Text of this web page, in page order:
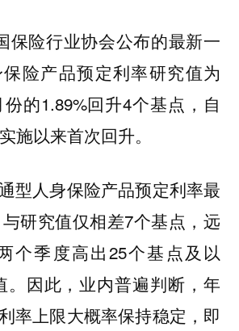
保险行业协会公布的最新一
险产品预定利率研究值为
的1.89%回升4个基点，自
施以来首次回升。
型人身保险产品预定利率最
研究值仅相差7个基点，远
个季度高出25个基点及以
。因此，业内普遍判断，年
率上限大概率保持稳定，即